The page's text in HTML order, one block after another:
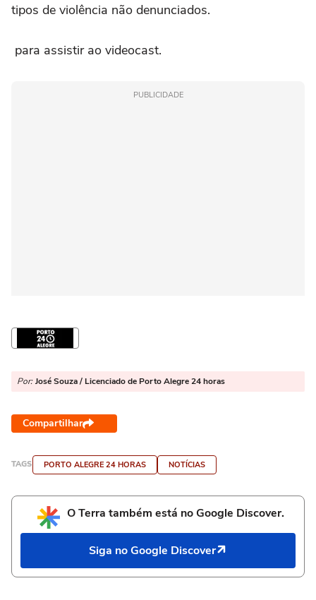
tipos de violência não denunciados.
para assistir ao videocast.
PUBLICIDADE
Por: José Souza / Licenciado de Porto Alegre 24 horas
Compartilhar
TAGS PORTO ALEGRE 24 HORAS NOTÍCIAS
O Terra também está no Google Discover.
Siga no Google Discover